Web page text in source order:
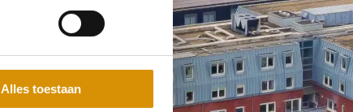
Alles toestaan